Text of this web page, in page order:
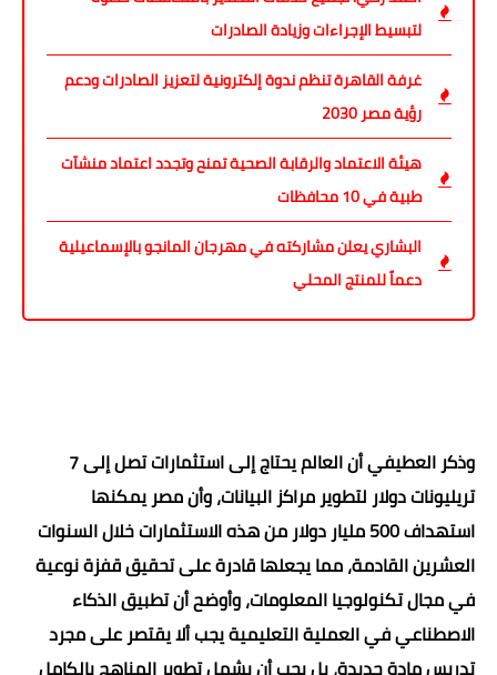
لتبسيط الإجراءات وزيادة الصادرات
غرفة القاهرة تنظم ندوة إلكترونية لتعزيز الصادرات ودعم
رؤية مصر 2030
هيئة الاعتماد والرقابة الصحية تمنح وتجدد اعتماد منشآت
طبية في 10 محافظات
البشاري يعلن مشاركته في مهرجان المانجو بالإسماعيلية
دعماً للمنتج المحلي
وذكر العطيفي أن العالم يحتاج إلى استثمارات تصل إلى 7
تريليونات دولار لتطوير مراكز البيانات، وأن مصر يمكنها
استهداف 500 مليار دولار من هذه الاستثمارات خلال السنوات
العشرين القادمة، مما يجعلها قادرة على تحقيق قفزة نوعية
في مجال تكنولوجيا المعلومات، وأوضح أن تطبيق الذكاء
الاصطناعي في العملية التعليمية يجب ألا يقتصر على مجرد
تدريس مادة جديدة، بل يجب أن يشمل تطوير المناهج بالكامل